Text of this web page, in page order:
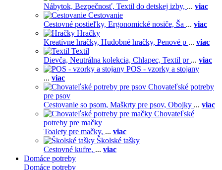
Nábytok, Bezpečnosť, Textil do detskej izby, ... viac
Cestovanie
Cestovné postieľky, Ergonomické nosiče, Ša ... viac
Hračky
Kreatívne hračky, Hudobné hračky, Penové p ... viac
Textil
Dievča, Neutrálna kolekcia, Chlapec, Textil pr ... viac
POS - vzorky a stojany
... viac
Chovateľské potreby
pre psov
Cestovanie so psom, Maškrty pre psov, Obojky ... viac
Chovateľské
potreby pre mačky
Toalety pre mačky, ... viac
Školské tašky
Cestovné kufre, ... viac
Domáce potreby
Domáce potreby